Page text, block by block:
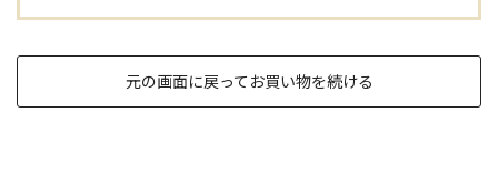
元の画面に戻ってお買い物を続ける